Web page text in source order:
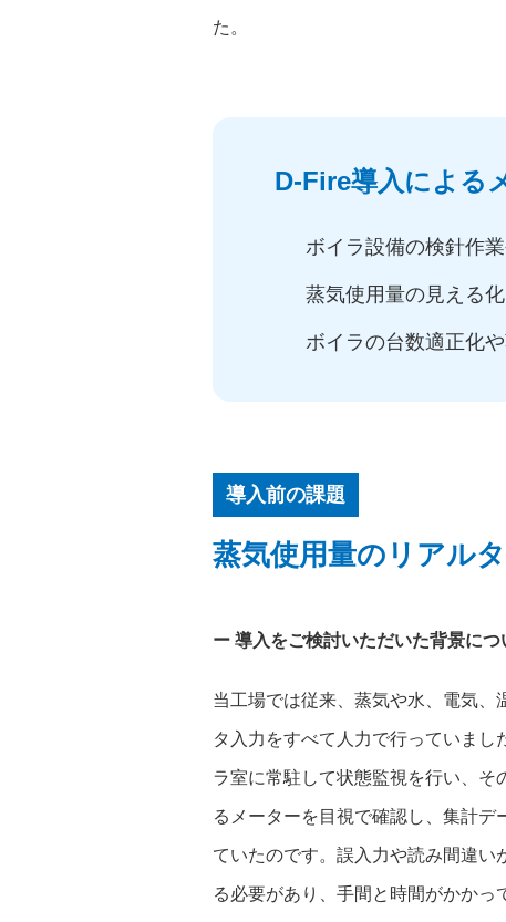
た。
D-Fire導入による
ボイラ設備の検針作
蒸気使用量の見える
ボイラの台数適正化
導入前の課題
蒸気使用量のリアル
導入をご検討いただいた背景につ
当工場では従来、蒸気や水、電気、
タ入力をすべて人力で行っていまし
ラ室に常駐して状態監視を行い、そ
るメーターを目視で確認し、集計デ
ていたのです。誤入力や読み間違い
る必要があり、手間と時間がかかっ